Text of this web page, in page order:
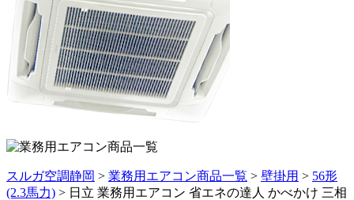
スルガ空調静岡 > 業務用エアコン商品一覧 > 壁掛用 > 56形
(2.3馬力) > 日立 業務用エアコン 省エネの達人 かべかけ 三相